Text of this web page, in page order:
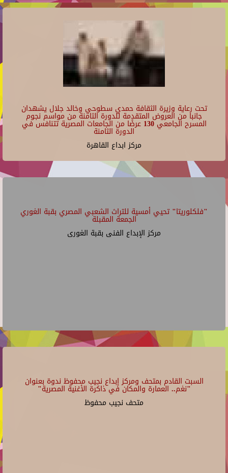
تحت رعاية وزيرة الثقافة حمدي سطوحي وخالد جلال يشهدان
جانبا من العروض المتقدمة للدورة الثامنة من مواسم نجوم
المسرح الجامعي 130 عرضًا من الجامعات المصرية تتنافس في
الدورة الثامنة
مركز ابداع القاهرة
"فلكلوريتا" تحيي أمسية للتراث الشعبي المصري بقبة الغوري
الجمعة المقبلة
مركز الإبداع الفنى بقبة الغورى
السبت القادم بمتحف ومركز إبداع نجيب محفوظ ندوة بعنوان
"نغم.. العمارة والمكان في ذاكرة الأغنية المصرية"
متحف نجيب محفوظ